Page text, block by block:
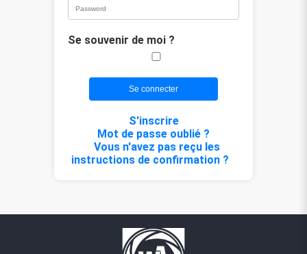
Se souvenir de moi ?
S'inscrire
Mot de passe oublié ?
Vous n'avez pas reçu les
instructions de confirmation ?